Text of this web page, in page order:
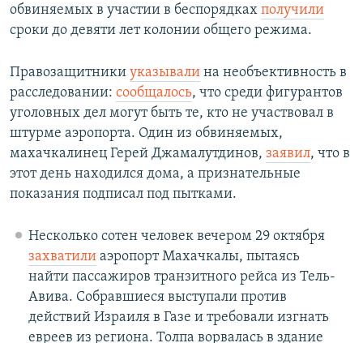
обвиняемых в участии в беспорядках получили
сроки до девяти лет колонии общего режима.
Правозащитники указывали на необъективность в
расследовании: сообщалось, что среди фигурантов
уголовных дел могут быть те, кто не участвовал в
штурме аэропорта. Один из обвиняемых,
махачкалинец Герей Джамалутдинов, заявил, что в
этот день находился дома, а признательные
показания подписал под пытками.
Несколько сотен человек вечером 29 октября
захватилиаэропорт Махачкалы, пытаясь
найти пассажиров транзитного рейса из Тель-
Авива. Собравшиеся выступали против
действий Израиля в Газе и требовали изгнать
евреев из региона. Толпа ворвалась в здание